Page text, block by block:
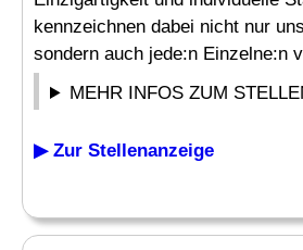
kennzeichnen dabei nicht nur
sondern auch jede:n Einzelne:n
MEHR INFOS ZUM
▶ Zur Stellenanzeige